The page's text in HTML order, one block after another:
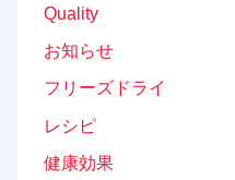
Quality
お知らせ
フリーズドライ
レシピ
健康効果